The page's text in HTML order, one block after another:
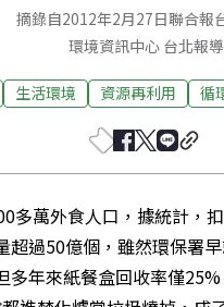
摘錄自2012年2月27日聯合報
環境資訊中心 台北報導
生活環境 資源再利用 循
多萬外食人口，據統計，
超過50億個，雖然環保署
多年來紙餐盒回收率僅